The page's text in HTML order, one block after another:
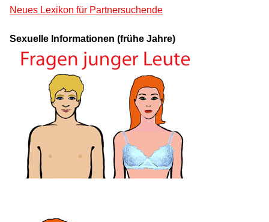
Neues Lexikon für Partnersuchende
Sexuelle Informationen (frühe Jahre)